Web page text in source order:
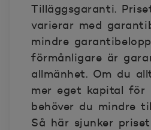
Tilläggsgaranti.
varierar med
mindre
förmånligare är
allmänhet. Om du
mer eget kapital för
behöver du mindre
Så här sjunker